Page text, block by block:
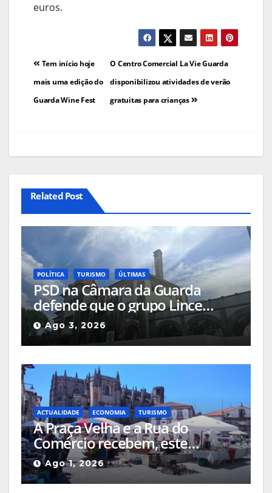
euros.
Navegação
de
artigos
O Centro Comercial La Vie Guarda
disponibilizou atividades de verão
gratuitas para crianças
Tem início hoje
mais uma edição do
Guarda Wine Fest
Related Post
POLÍTICA TURISMO ÚLTIMAS
PSD na Câmara da Guarda
defende que o grupo Lince
deveria apresentar, na cidade, o
projeto que pretende
implementar no Hotel Turismo
Ago 3, 2026
ACTUALIDADE ECONOMIA TURISMO
A Praça Velha e a Rua do
Comércio recebem, este
domingo, a Feira de
Antiguidades e Colecionismo
Ago 1, 2026